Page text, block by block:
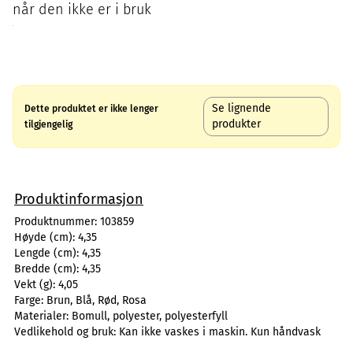
når den ikke er i bruk
Dette produktet er ikke lenger
tilgjengelig
Se lignende
produkter
Produktinformasjon
Produktnummer: 103859
Høyde (cm): 4,35
Lengde (cm): 4,35
Bredde (cm): 4,35
Vekt (g): 4,05
Farge: Brun, Blå, Rød, Rosa
Materialer: Bomull, polyester, polyesterfyll
Vedlikehold og bruk: Kan ikke vaskes i maskin. Kun håndvask